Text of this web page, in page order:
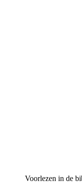
Voorlezen in de